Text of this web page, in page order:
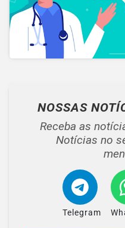
NOSSAS
Receba as
Notícias no
Telegram